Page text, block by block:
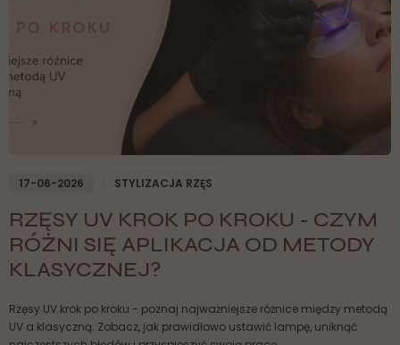
RZĘSY UV KROK PO KROKU - CZYM
RÓŻNI SIĘ APLIKACJA OD METODY
KLASYCZNEJ?
17-06-2026 STYLIZACJA RZĘS
Rzęsy UV krok po kroku - poznaj najważniejsze różnice między metodą
UV a klasyczną. Zobacz, jak prawidłowo ustawić lampę, uniknąć